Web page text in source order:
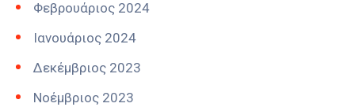
Φεβρουάριος 2024
Ιανουάριος 2024
Δεκέμβριος 2023
Νοέμβριος 2023